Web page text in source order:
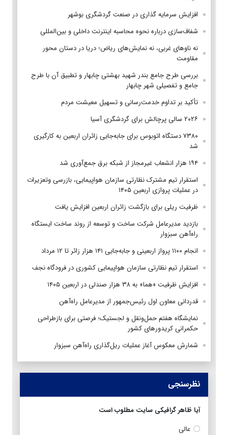
افزایش سرمایه گذاری در صنعت گردشگری بوشهر
شفاف‌سازی درباره نحوه محاسبه اینترنت داخلی و بین‌المللی
نه ناوهای غربی، نه نمایش‌های ریاض؛ دریا در دستان محور
مقاومت
بررسی طرح جامع بندر شهید بهشتی چابهار و تطبیق آن با طرح
جامع و تفصیلی شهر چابهار
تأکید بر تداوم خدمت‌رسانی و تسهیل معیشت مردم
۲۰۲۶ سالی پرچالش برای گردشگری آسیا
۷۳۸۰ دستگاه اتوبوس برای جابه‌جایی زائران اربعین به‌ کارگیری
شد
۱۹۴ هزار انشعاب غیرمجاز از شبکه برق جمع‌آوری شد
استقرار تیم مشترک نظارتی سازمان هواپیمایی، بازرسی وتعزیرات
در عملیات پروازی اربعین ۱۴۰۵
ظرفیت ریلی برای بازگشت زائران اربعین افزایش یافت
بازدید مدیرعامل شرکت ساخت و توسعه از روند ساخت ایستگاه
راه‌آهن سبزوار
انجام ۱۱۰۰ پرواز اربعینی و جابه‌جایی ۱۴۱ هزار زائر تا ۱۲ مرداد
استقرار تیم‌ نظارتی سازمان هواپیمایی کشوری در فرودگاه نجف
افزایش ظرفیت «هما» به ۳۸ هزار صندلی در اربعین ۱۴۰۵
قدردانی معاون اول رئیس‌جمهور از مدیرعامل راه‌آهن
نمایشگاه هفتم حمل‌ونقل و لجستیک؛ فرصتی برای بازطراحی
حکمرانی کریدورهای کشور
شمارش معکوس آغاز عملیات ریل‌گذاری راه‌آهن سبزوار
نظرسنجی
آیا ظاهر گرافیکی سایت مطلوب است
عالی